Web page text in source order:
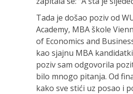
Tada je došao poziv od
Academy, MBA škole
of Economics and
kao sjajnu MBA
poziv sam odgovorila
bilo mnogo pitanja. Od
kako sve stići uz posao i